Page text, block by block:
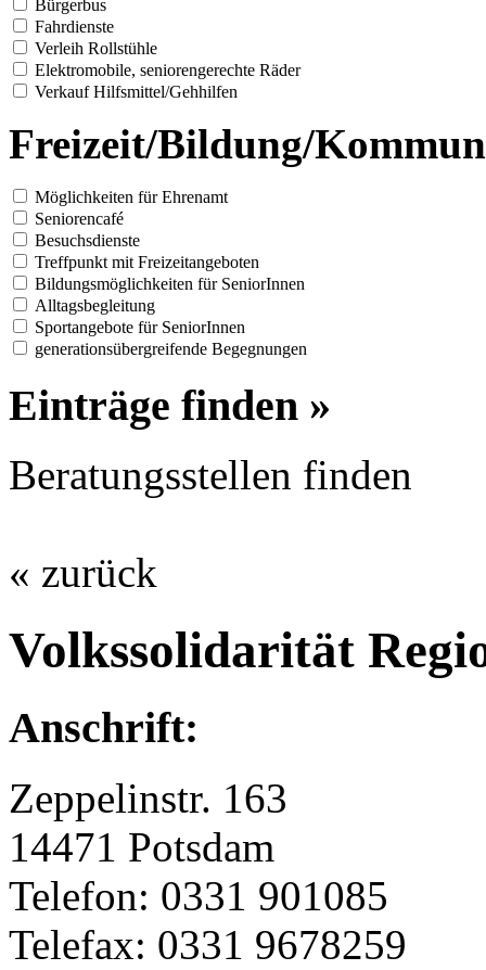
Bürgerbus
Fahrdienste
Verleih Rollstühle
Elektromobile, seniorengerechte Räder
Verkauf Hilfsmittel/Gehhilfen
Freizeit/Bildung/
Möglichkeiten für Ehrenamt
Seniorencafé
Besuchsdienste
Treffpunkt mit Freizeitangeboten
Bildungsmöglichkeiten für SeniorInnen
Alltagsbegleitung
Sportangebote für SeniorInnen
generationsübergreifende Begegnungen
Einträge finden »
Beratungsstellen finden
« zurück
Volkssolidarität
Anschrift:
Zeppelinstr. 163
14471 Potsdam
Telefon: 0331 901085
Telefax: 0331 9678259